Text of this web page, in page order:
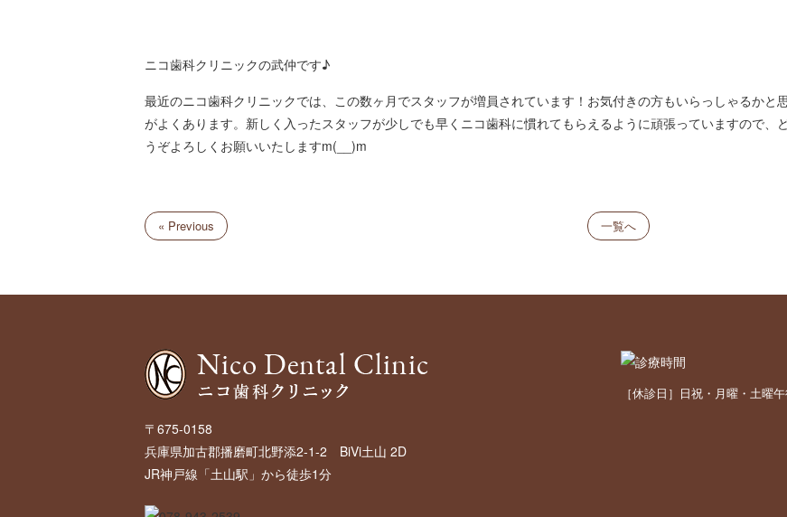
ニコ歯科クリニックの武仲です♪
最近のニコ歯科クリニックでは、この数ヶ月でスタッフが増員されています！お気付きの方もいらっしゃるか
がよくあります。新しく入ったスタッフが少しでも早くニコ歯科に慣れてもらえるように頑張っていますので
うぞよろしくお願いいたしますm(__)m
« Previous 一覧へ
〒675-0158
兵庫県加古郡播磨町北野添2-1-2 BiVi土山 2D
JR神戸線「土山駅」から徒歩1分
［休診日］日祝・月曜・土曜